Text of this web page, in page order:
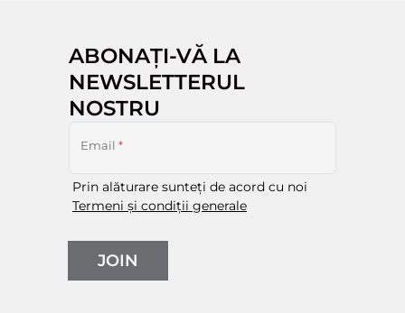
ABONAȚI-VĂ LA
NEWSLETTERUL
NOSTRU
Email *
Prin alăturare sunteți de acord cu noi
Termeni și condiții generale
JOIN